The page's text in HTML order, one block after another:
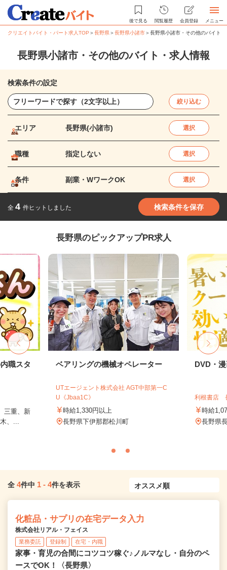
後で見る 閲覧履歴 会員登録 メニュー
クリエイトバイト・パート求人TOP ＞長野県＞長野県小諸市＞長野県小諸市・その他のバイト
長野県小諸市・その他のバイト・求人情報
検索条件の設定
絞り込む
エリア 長野県(小諸市) 選択
職種 指定しない 選択
条件 副業・WワークOK 選択
全 4 件ヒットしました 検索条件を保存
長野県のピックアップPR求人
職スタ
三重、新
、...
ベアリングの機械オペレーター
UTエージェント株式会社 AGT中部第一C
U《Jbaa1C》
時給1,330円以上
長野県下伊那郡松川町
DVD・
利根書店
時給
長野県
全 4件中 1 - 4件を表示
化粧品・サプリの在宅データ入力
株式会社リアル・フェイス
業務委託 登録制 在宅・内職
家事・育児の合間にコツコツ稼ぐ♪ノルマなし・自分のペ
ースでOK！〈長野県〉